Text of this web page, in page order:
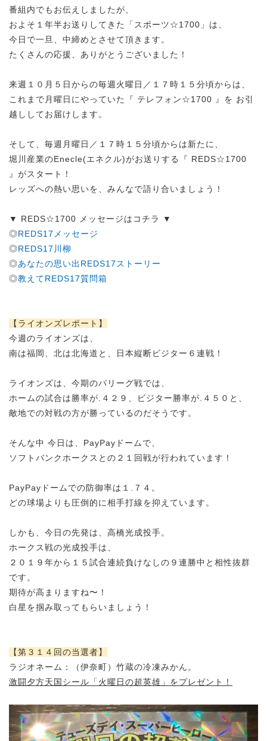
番組内でもお伝えしましたが、
およそ１年半お送りしてきた「スポーツ☆1700」は、
今日で一旦、中締めとさせて頂きます。
たくさんの応援、ありがとうございました！
来週１０月５日からの毎週火曜日／ １７時１５分頃からは、
これまで月曜日にやっていた『 テレフォン☆1700 』を お引
越ししてお届けします。
そして、 毎週月 曜日／ １７時１５分頃からは新たに、
堀川産業のEnecle(エネクル)がお送りする『 REDS☆1700
』がスタート！
レッズへの熱い思いを、みんなで語り合いましょう！
▼ REDS☆1700
メッセージはコチラ ▼
◎REDS17メッセージ
◎REDS17川柳
◎あなたの思い出REDS17ストーリー
◎教えてREDS17質問箱
【ライオンズレポート】
今週のライオンズは、
南は福岡、北は北海道と、日本縦断ビジター６連戦！
ライオンズは、今期のパリーグ戦では、
ホームの試合は勝率が.４２９、ビジター勝率が.４５０と、
敵地での対戦の方が勝っているのだそうです。
そんな中 今日は、PayPayドームで、
ソフトバンクホークスとの２１回戦が行われています！
PayPayドームでの防御率は１.７４。
どの球場よりも圧倒的に相手打線を抑えています。
しかも、今日の先発は、高橋光成投手。
ホークス戦の光成投手は、
２０１９年から１５試合連続負けなしの９連勝中と相性抜群
です。
期待が高まりますね〜 ！
白星を掴み取ってもらいましょう！
【第３１４回の当選者】
ラジオネーム：（伊奈町）竹蔵の冷凍みかん。
激闘夕方天国シール「火曜日の超英雄」をプレゼント！